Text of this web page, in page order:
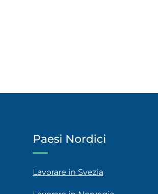
Paesi Nordici
Lavorare in Svezia